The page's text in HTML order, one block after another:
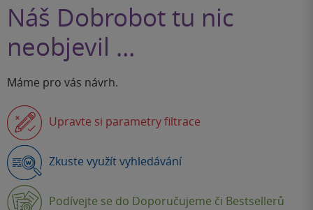
Náš Dobrobot tu nic
neobjevil …
Máme pro vás návrh.
Upravte si parametry filtrace
Zkuste využít vyhledávání
Podívejte se do Doporučujeme či Bestsellerů